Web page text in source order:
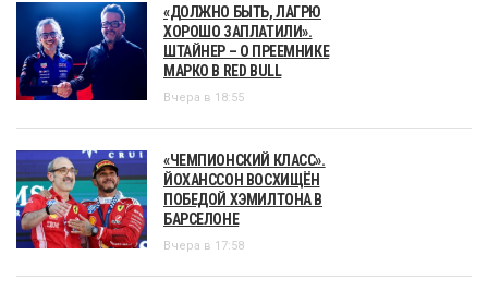
«ДОЛЖНО БЫТЬ, ЛАГРЮ
ХОРОШО ЗАПЛАТИЛИ».
ШТАЙНЕР – О ПРЕЕМНИКЕ
МАРКО В RED BULL
Вчера в 18:55
«ЧЕМПИОНСКИЙ КЛАСС».
ЙОХАНССОН ВОСХИЩЁН
ПОБЕДОЙ ХЭМИЛТОНА В
БАРСЕЛОНЕ
Вчера в 17:58